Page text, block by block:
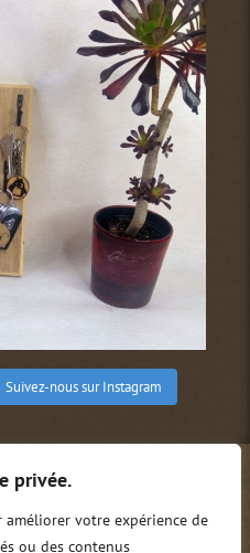
privée.
votre expérience de
ou des contenus
Suivez-nous sur Instagram
générales de vente